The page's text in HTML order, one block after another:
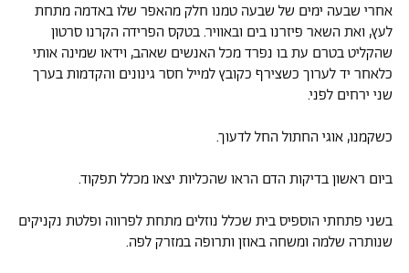
אחרי שבעה ימים של שבעה טמנו חלק מהאפר שלו באדמה מתחת
לעץ, ואת השאר פיזרנו בים ובאוויר. בטקס הפרידה הקרנו סרטון
שהקליט בטרם עת בו נפרד מכל האנשים שאהב, וידאו שמינה אותי
כלאחר יד לערוך כשצירף כקובץ למייל חסר גינונים והקדמות בערך
שני ירחים לפני.
כשקמנו, אוגי החתול החל לדעוך.
ביום ראשון בדיקות הדם הראו שהכליות יצאו מכלל תפקוד.
בשני פתחתי הוספיס בית שכלל נוזלים מתחת לפרווה ופלטת נקניקים
שנותרה שלמה ומשחה באוזן ותרופה במזרק לפה.